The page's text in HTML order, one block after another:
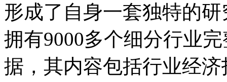
形成了自身一套独特的
拥有9000多个细分行业
据，其内容包括行业经